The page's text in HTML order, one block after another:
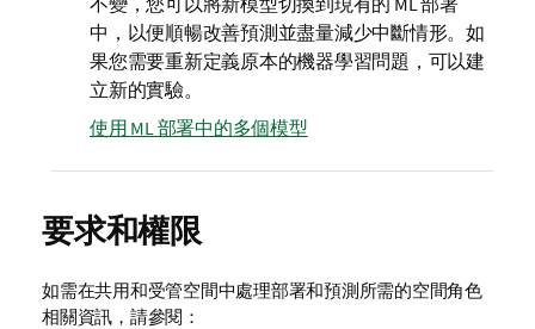
中，以便順暢改善預測並盡量減少中斷情形。如
果您需要重新定義原本的機器學習問題，可以建
立新的實驗。
使用 ML 部署中的多個模型
要求和權限
如需在共用和受管空間中處理部署和預測所需的空間角色
相關資訊，請參閱：